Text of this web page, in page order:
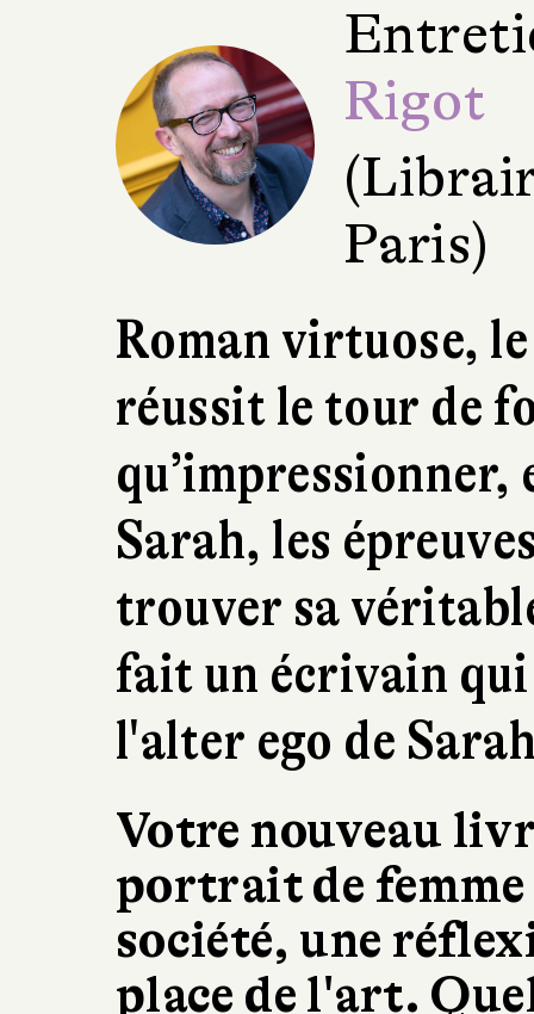
Rigot
Paris)
Roman virtuose,
réussit le tour de
Sarah, les
trouver sa
fait un écrivain qui
l'alter ego de
Votre nouveau
portrait de
société, une
place de l'art.